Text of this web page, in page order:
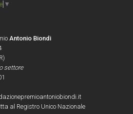
▼
Antonio Biondi
settore
al Registro Unico Nazionale